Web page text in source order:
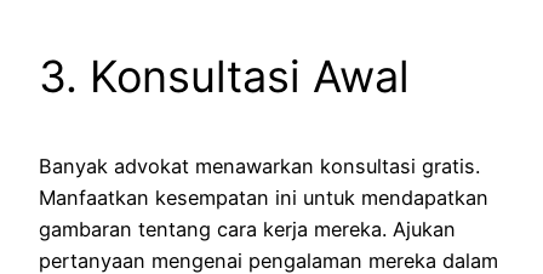
3. Konsultasi Awal
Banyak advokat menawarkan konsultasi gratis.
Manfaatkan kesempatan ini untuk mendapatkan
gambaran tentang cara kerja mereka. Ajukan
pertanyaan mengenai pengalaman mereka dalam